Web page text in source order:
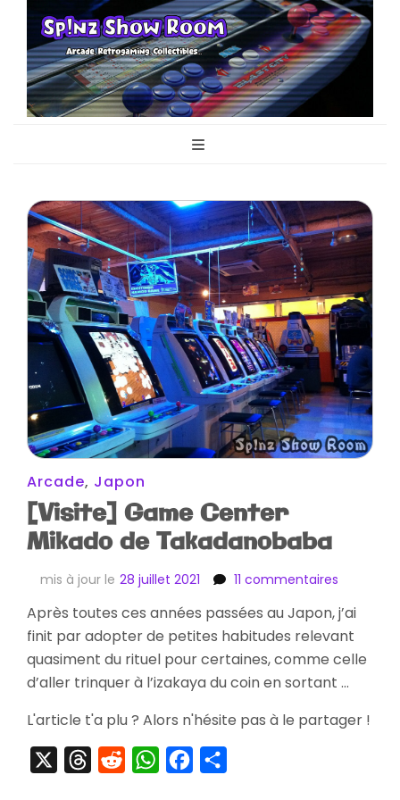
Sp!nz Show
Room
Arcade, Japon
[Visite] Game Center
Mikado de Takadanobaba
mis à jour le 28 juillet 2021 11 commentaires
Game
Center
Mikado
Après toutes ces années passées au Japon, j’ai
finit par adopter de petites habitudes relevant
quasiment du rituel pour certaines, comme celle
d’aller trinquer à l’izakaya du coin en sortant …
L'article t'a plu ? Alors n'hésite pas à le partager !
ThreadsRedditWhatsAppFacebook